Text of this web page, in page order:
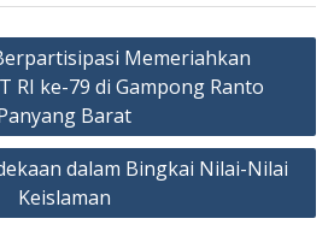
Memeriahkan
RI ke-79 di Gampong Ranto
Barat
dalam Bingkai Nilai-Nilai
Keislaman